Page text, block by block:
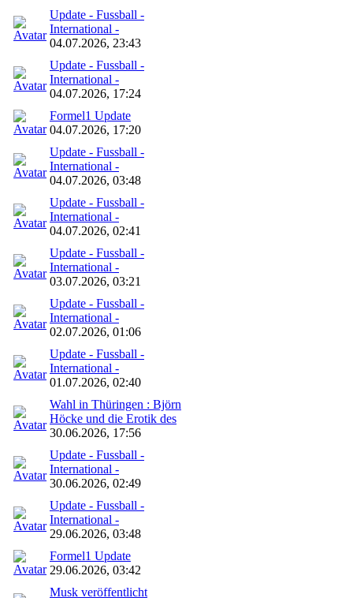
Update - Fussball -
International -
04.07.2026, 23:43
Update - Fussball -
International -
04.07.2026, 17:24
Formel1 Update
04.07.2026, 17:20
Update - Fussball -
International -
04.07.2026, 03:48
Update - Fussball -
International -
04.07.2026, 02:41
Update - Fussball -
International -
03.07.2026, 03:21
Update - Fussball -
International -
02.07.2026, 01:06
Update - Fussball -
International -
01.07.2026, 02:40
Wahl in Thüringen : Björn
Höcke und die Erotik des
30.06.2026, 17:56
Update - Fussball -
International -
30.06.2026, 02:49
Update - Fussball -
International -
29.06.2026, 03:48
Formel1 Update
29.06.2026, 03:42
Musk veröffentlicht